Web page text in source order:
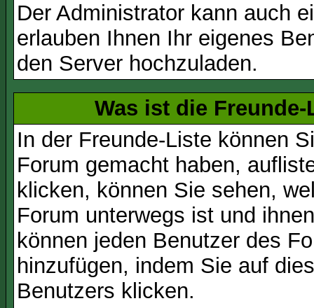
Der Administrator kann auch
erlauben Ihnen Ihr eigenes
den Server hochzuladen.
Was ist die
In der Freunde-Liste können
Forum gemacht haben,
klicken, können Sie sehen,
Forum unterwegs ist und
können jeden Benutzer des
hinzufügen, indem Sie auf
Benutzers klicken.